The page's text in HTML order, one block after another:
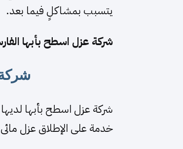
يتسبب بمشاكلٍ فيما بعد.
شركة عزل اسطح بأبها
شركة
شركة عزل اسطح بأبها
خدمة على الإطلاق عزل